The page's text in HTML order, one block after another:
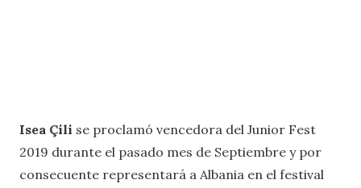
Isea Çili se proclamó vencedora del Junior Fest
2019 durante el pasado mes de Septiembre y por
consecuente representará a Albania en el festival